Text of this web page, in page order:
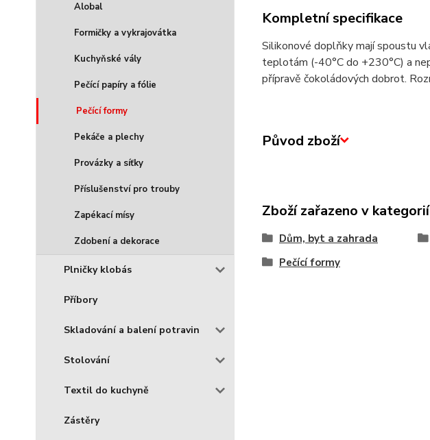
Alobal
Formičky a vykrajovátka
Kuchyňské vály
Pečící papíry a fólie
Pečící formy
Pekáče a plechy
Provázky a síťky
Příslušenství pro trouby
Zapékací mísy
Zdobení a dekorace
Plničky klobás
Příbory
Skladování a balení potravin
Stolování
Textil do kuchyně
Zástěry
Kompletní specifikace
Silikonové doplňky mají spoustu
teplotám (-40°C do +230°C) a
přípravě čokoládových dobrot.
Původ zboží
Zboží zařazeno v
Dům, byt a zahrada
Pečící formy